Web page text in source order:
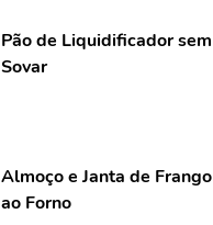
Pão de Liquidificador sem
Sovar
Almoço e Janta de Frango
ao Forno